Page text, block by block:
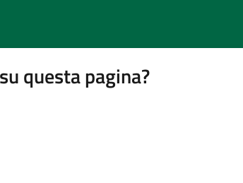
questa pagina?